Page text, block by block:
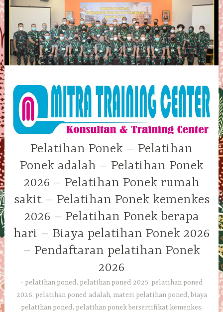
Skip
to
content
Pelatihan Ponek – Pelatihan
Ponek adalah – Pelatihan Ponek
2026 – Pelatihan Ponek rumah
sakit – Pelatihan Ponek kemenkes
2026 – Pelatihan Ponek berapa
hari – Biaya pelatihan Ponek 2026
– Pendaftaran pelatihan Ponek
2026
pelatihan poned, pelatihan poned 2025, pelatihan poned
2026, pelatihan poned adalah, materi pelatihan poned, biaya
pelatihan poned, pelatihan ponek bersertifikat kemenkes,